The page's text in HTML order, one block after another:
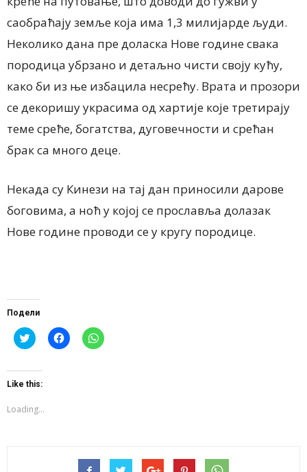
саобраћају земље која има 1,3 милијарде људи.
Неколико дана пре доласка Нове године свака
породица убрзано и детаљно чисти своју кућу,
како би из ње избацила несрећу. Врата и прозори
се декоришу украсима од хартије које третирају
теме среће, богатства, дуговечности и срећан
брак са много деце.
Некада су Кинези на тај дан приносили дарове
боговима, а ноћ у којој се прославља долазак
Нове године проводи се у кругу породице.
Подели
Click
to
Twitter
(Opens
in
window)
Click
to
Click
to
Like this:
Loading...